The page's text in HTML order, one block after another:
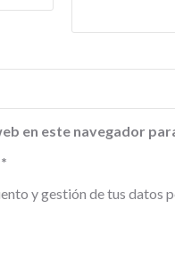
en este navegador
*
y gestión de tus datos